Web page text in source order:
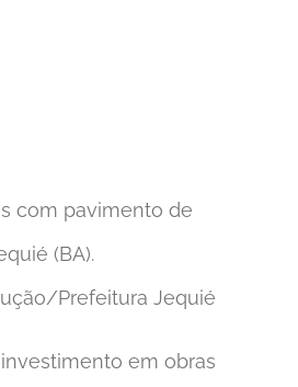
com pavimento de
(BA).
Prefeitura Jequié
em obras